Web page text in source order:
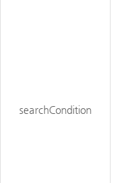
searchCondition